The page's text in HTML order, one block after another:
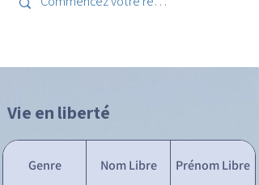
Vie en liberté
Genre Nom Libre Prénom Libre